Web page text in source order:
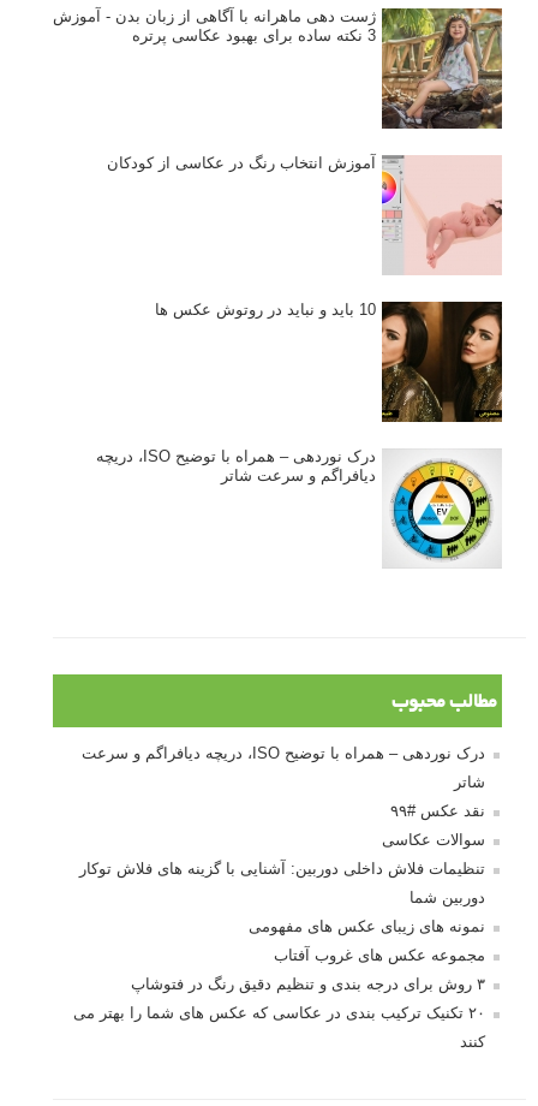
ژست دهی ماهرانه با آگاهی از زبان بدن - آموزش
3 نکته ساده برای بهبود عکاسی پرتره
آموزش انتخاب رنگ در عکاسی از کودکان
10 باید و نباید در روتوش عکس ها
درک نوردهی – همراه با توضیح ISO، دریچه
دیافراگم و سرعت شاتر
مطالب محبوب
درک نوردهی – همراه با توضیح ISO، دریچه دیافراگم و سرعت
شاتر
نقد عکس #۹۹
سوالات عکاسی
تنظیمات فلاش داخلی دوربین: آشنایی با گزینه های فلاش توکار
دوربین شما
نمونه های زیبای عکس های مفهومی
مجموعه عکس های غروب آفتاب
۳ روش برای درجه بندی و تنظیم دقیق رنگ در فتوشاپ
۲۰ تکنیک ترکیب بندی در عکاسی که عکس های شما را بهتر می
کنند